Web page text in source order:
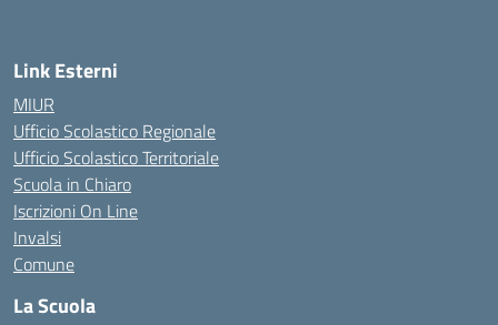
Link Esterni
MIUR
Ufficio Scolastico Regionale
Ufficio Scolastico Territoriale
Scuola in Chiaro
Iscrizioni On Line
Invalsi
Comune
La Scuola